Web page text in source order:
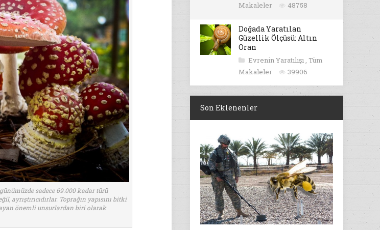
sadece 69.000 kadar türü
ayrıştırıcıdırlar. Toprağın yapısını bitki
önemli unsurlardan biri olarak
Makaleler
48758
Doğada Yaratılan
Güzellik Ölçüsü: Altın
Oran
Evrenin Yaratılışı , Tüm
Makaleler
39906
Son Eklenenler